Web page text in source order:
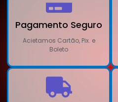
Pagamento Seguro
Acietamos Cartão, Pix. e
Boleto